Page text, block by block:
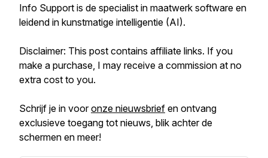
Info Support is de specialist in maatwerk software en
leidend in kunstmatige intelligentie (AI).
Disclaimer: This post contains affiliate links. If you
make a purchase, I may receive a commission at no
extra cost to you.
Schrijf je in vooronze nieuwsbrief en ontvang
exclusieve toegang tot nieuws, blik achter de
schermen en meer!